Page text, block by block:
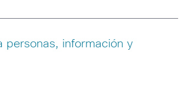
personas, información y